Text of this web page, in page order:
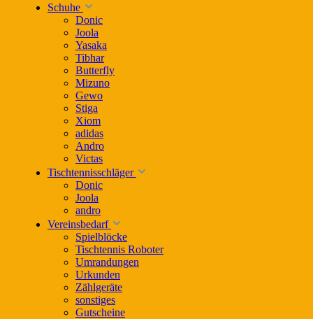
Schuhe
Donic
Joola
Yasaka
Tibhar
Butterfly
Mizuno
Gewo
Stiga
Xiom
adidas
Andro
Victas
Tischtennisschläger
Donic
Joola
andro
Vereinsbedarf
Spielblöcke
Tischtennis Roboter
Umrandungen
Urkunden
Zählgeräte
sonstiges
Gutscheine